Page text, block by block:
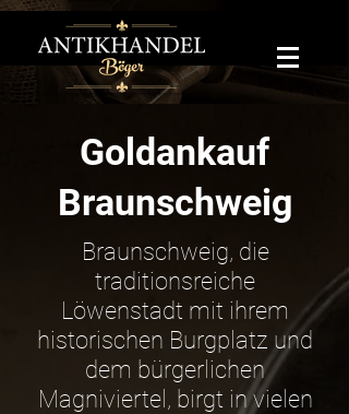
Goldankauf
Braunschweig
Braunschweig, die
traditionsreiche
Löwenstadt mit ihrem
historischen Burgplatz und
dem bürgerlichen
Magniviertel, birgt in vielen